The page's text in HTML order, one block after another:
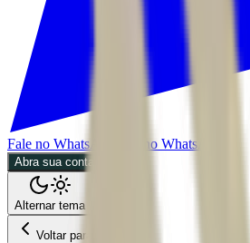
Fale no WhatsApp Fale no WhatsApp
Abra sua conta
Alternar tema
Voltar para o Feed